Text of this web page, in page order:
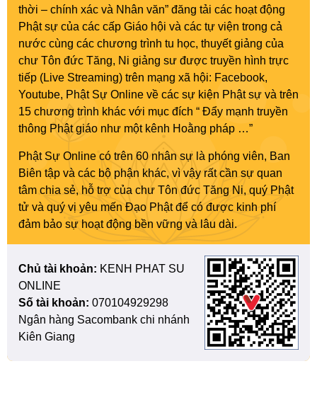
thời – chính xác và Nhân văn” đăng tải các hoạt động
Phật sự của các cấp Giáo hội và các tự viện trong cả
nước cùng các chương trình tu học, thuyết giảng của
chư Tôn đức Tăng, Ni giảng sư được truyền hình trực
tiếp (Live Streaming) trên mạng xã hội: Facebook,
Youtube, Phật Sự Online về các sự kiện Phật sự và trên
15 chương trình khác với mục đích “ Đẩy mạnh truyền
thông Phật giáo như một kênh Hoằng pháp …”
Phật Sự Online có trên 60 nhân sự là phóng viên, Ban
Biên tập và các bộ phận khác, vì vậy rất cần sự quan
tâm chia sẻ, hỗ trợ của chư Tôn đức Tăng Ni, quý Phật
tử và quý vị yêu mến Đạo Phật để có được kinh phí
đảm bảo sự hoạt động bền vững và lâu dài.
Chủ tài khoản: KENH PHAT SU
ONLINE
Số tài khoản: 070104929298
Ngân hàng Sacombank chi nhánh
Kiên Giang